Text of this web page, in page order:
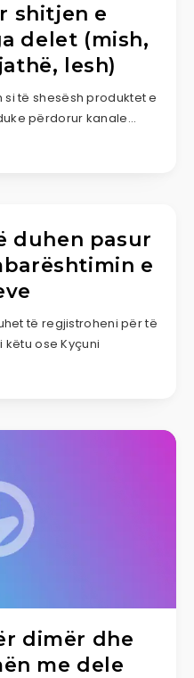
shitjen e
delet (mish,
lesh)
si të shesësh produktet e
përdorur kanale…
duhen pasur
e
të regjistroheni për të
këtu ose Kyçuni
dimër dhe
me dele